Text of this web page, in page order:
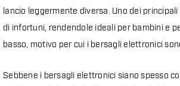
lancio leggermente diversa. Uno dei
di infortuni, rendendole ideali per bambini e
basso, motivo per cui i bersagli elettronici
Sebbene i bersagli elettronici siano spesso